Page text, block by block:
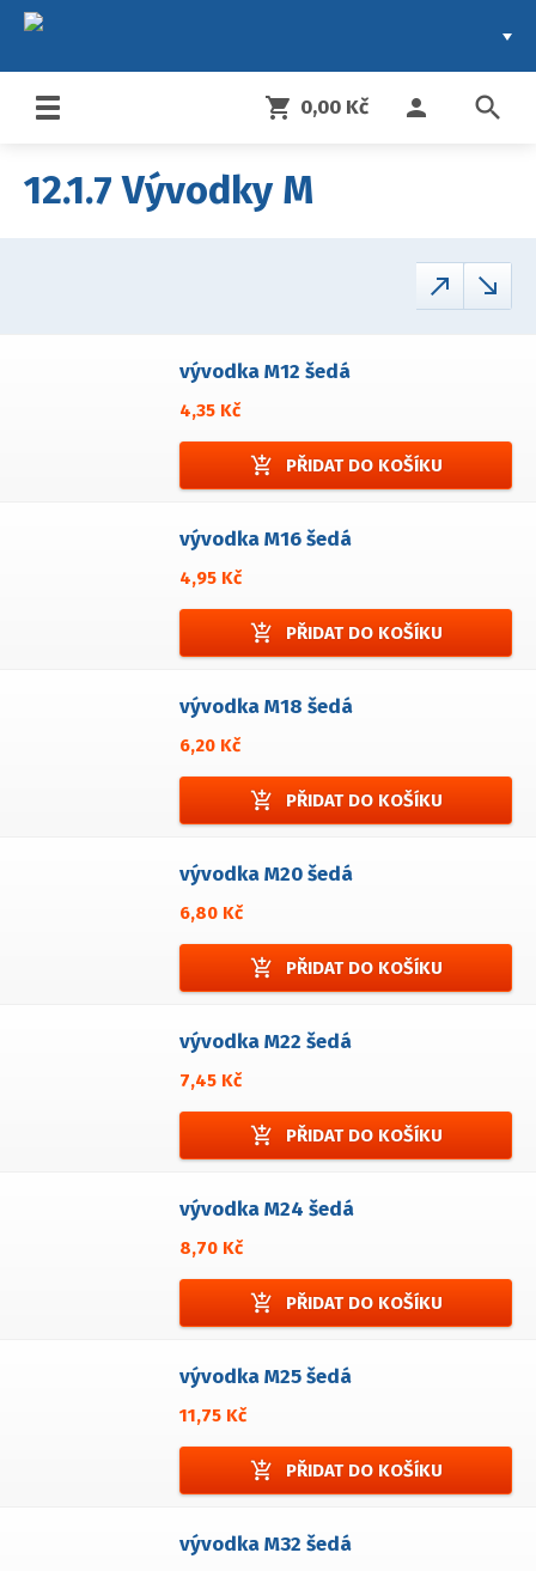
Toggle
search
person
shopping_cart 0,00 Kč
12.1.7 Vývodky M
call_received
call_made
vývodka M12 šedá
4,35 Kč
add_shopping_cart PŘIDAT DO KOŠÍKU
vývodka M16 šedá
4,95 Kč
add_shopping_cart PŘIDAT DO KOŠÍKU
vývodka M18 šedá
6,20 Kč
add_shopping_cart PŘIDAT DO KOŠÍKU
vývodka M20 šedá
6,80 Kč
add_shopping_cart PŘIDAT DO KOŠÍKU
vývodka M22 šedá
7,45 Kč
add_shopping_cart PŘIDAT DO KOŠÍKU
vývodka M24 šedá
8,70 Kč
add_shopping_cart PŘIDAT DO KOŠÍKU
vývodka M25 šedá
11,75 Kč
add_shopping_cart PŘIDAT DO KOŠÍKU
vývodka M32 šedá